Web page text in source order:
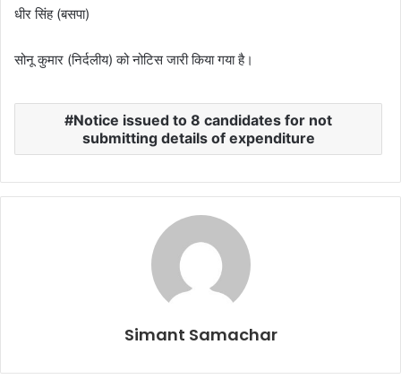
धीर सिंह (बसपा)
सोनू कुमार (निर्दलीय) को नोटिस जारी किया गया है।
Notice issued to 8 candidates for not
submitting details of expenditure
Simant Samachar